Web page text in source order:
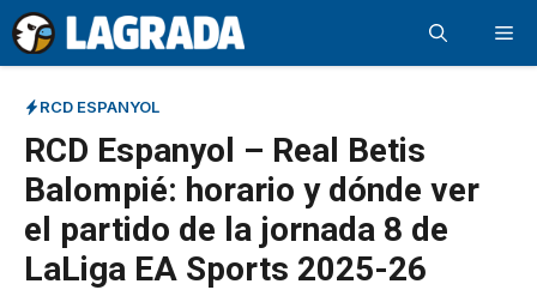
Saltar
al
contenido
RCD ESPANYOL
RCD Espanyol – Real Betis
Balompié: horario y dónde ver
el partido de la jornada 8 de
LaLiga EA Sports 2025-26